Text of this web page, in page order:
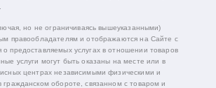
но не ограничиваясь вышеуказанными)
правообладателям и отображаются на Сайте с
предоставляемых услугах в отношении товаров
услуги могут быть оказаны на месте или в
центрах независимыми физическими и
обороте, связанном с товаром и